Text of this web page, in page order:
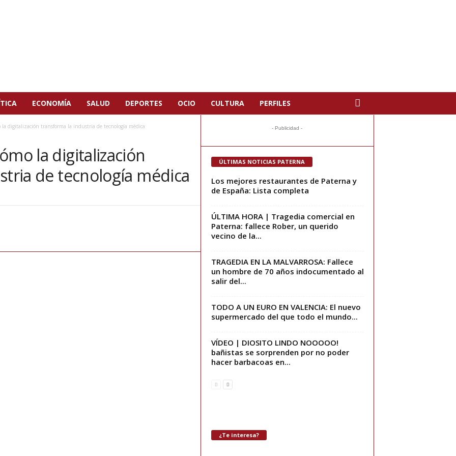
ECONOMÍA SALUD DEPORTES OCIO CULTURA PERFILES
la digitalización transforma la industria de tecnología médica
la digitalización
de tecnología médica
- Publicidad -
ÚLTIMAS NOTICIAS PATERNA
Los mejores restaurantes de Paterna y
de España: Lista completa
ÚLTIMA HORA | Tragedia comercial en
Paterna: fallece Rober, un querido
vecino de la...
TRAGEDIA EN LA MALVARROSA: Fallece
un hombre de 70 años indocumentado al
salir del...
TODO A UN EURO EN VALENCIA: El nuevo
supermercado del que todo el mundo...
VÍDEO | DIOSITO LINDO NOOOOO!
bañistas se sorprenden por no poder
hacer barbacoas en...
¿Te interesa?